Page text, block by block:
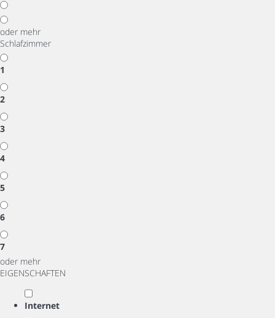
oder mehr
Schlafzimmer
1
2
3
4
5
6
7
oder mehr
EIGENSCHAFTEN
Internet